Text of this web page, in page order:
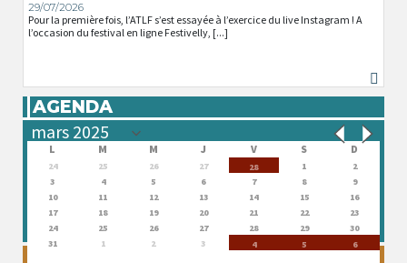
29/07/2026
Pour la première fois, l’ATLF s’est essayée à l’exercice du live Instagram ! A
l’occasion du festival en ligne Festivelly, [...]
AGENDA
L M M J V S D
24 25 26 27 28 1
2
3
4 5 6 7 8
9
10
11 12 13 14 15
16
17
18 19 20 21 22
23
24
25 26 27 28 29
30
31
1 2 3 4 5 6